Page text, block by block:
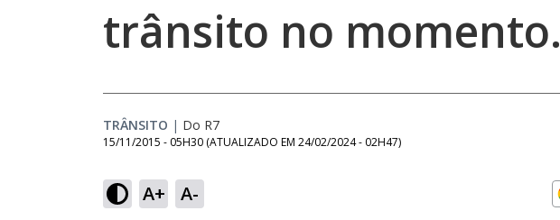
trânsito no momento.
TRÂNSITO | Do R7
15/11/2015 - 05H30 (ATUALIZADO EM 24/02/2024 - 02H47)
A+ A-